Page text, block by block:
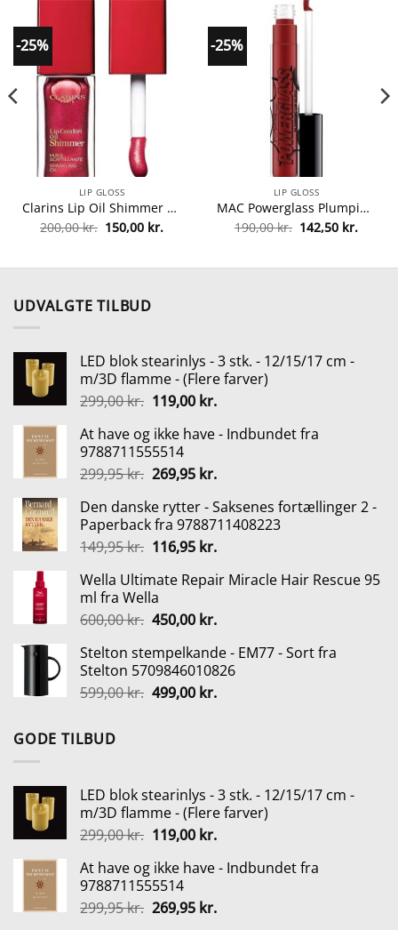
-25%
LIP GLOSS
Clarins Lip Oil Shimmer 7 ml – 08 Burgundy Wine fra Clarins
200,00kr. Den
oprindelige
200,00 kr..
150,00 kr.Den
150,00 kr..
-25%
LIP GLOSS
MAC Powerglass Plumping Lip Gloss 2,8 ml – Pout Last Night fra MAC Cosmetics
190,00kr. Den
oprindelige
190,00 kr..
142,50 kr.Den
kr..
UDVALGTE TILBUD
LED blok stearinlys - 3 stk. - 12/15/17 cm -
m/3D flamme - (Flere farver)
299,00kr. Den
pris
var:
299,00 kr..
119,00 kr.Den
pris
119,00 kr..
At have og ikke have - Indbundet fra
9788711555514
299,95kr. Den
pris
var:
299,95 kr..
269,95 kr.Den
pris
er:
269,95 kr..
Den danske rytter - Saksenes fortællinger 2 -
Paperback fra 9788711408223
149,95kr. Den
pris
var:
149,95 kr..
116,95 kr.Den
pris
116,95 kr..
Wella Ultimate Repair Miracle Hair Rescue 95
ml fra Wella
600,00kr. Den
pris
var:
600,00 kr..
450,00 kr.Den
pris
er:
450,00 kr..
Stelton stempelkande - EM77 - Sort fra
Stelton 5709846010826
599,00kr. Den
499,00 kr.Den
GODE TILBUD
LED blok stearinlys - 3 stk. - 12/15/17 cm -
m/3D flamme - (Flere farver)
299,00kr. Den
pris
var:
299,00 kr..
119,00 kr.Den
pris
119,00 kr..
At have og ikke have - Indbundet fra
9788711555514
299,95kr. Den
269,95 kr.Den